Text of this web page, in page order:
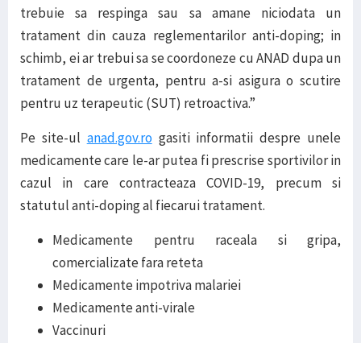
trebuie sa respinga sau sa amane niciodata un
tratament din cauza reglementarilor anti-doping; in
schimb, ei ar trebui sa se coordoneze cu ANAD dupa un
tratament de urgenta, pentru a-si asigura o scutire
pentru uz terapeutic (SUT) retroactiva.”
Pe site-ul anad.gov.ro gasiti informatii despre unele
medicamente care le-ar putea fi prescrise sportivilor in
cazul in care contracteaza COVID-19, precum si
statutul anti-doping al fiecarui tratament.
Medicamente pentru raceala si gripa,
comercializate fara reteta
Medicamente impotriva malariei
Medicamente anti-virale
Vaccinuri